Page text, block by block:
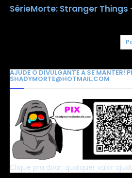
SérieMorte: Stranger
AJUDE O DIVULGANTE A SE MANTER!
SHADYMORTE@HOTMAIL.COM
Clique pra doar, qualquer valor